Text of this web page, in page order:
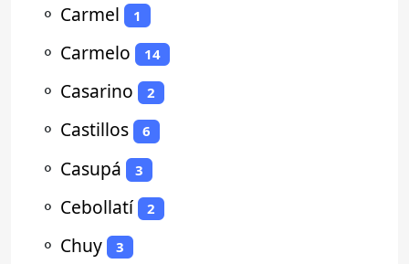
⚬ Carmel 1
⚬ Carmelo 14
⚬ Casarino 2
⚬ Castillos 6
⚬ Casupá 3
⚬ Cebollatí 2
⚬ Chuy 3